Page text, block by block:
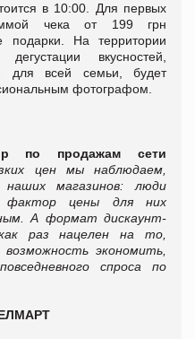
в 10:00. Для первых
чека от 199 грн
подарки. На территории
вкусностей,
для всей семьи, будет
фотографом.
по продажам сети
цен мы наблюдаем,
наших магазинов: люди
фактор цены для них
А формат дискаунт-
раз нацелен на то,
экономить,
спроса по